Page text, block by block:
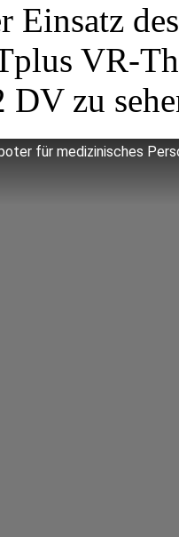
Einsatz
VR-
zu
für medizinisches